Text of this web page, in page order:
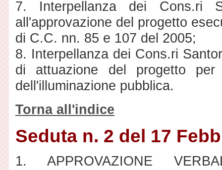
7. Interpellanza dei Cons.ri
all'approvazione del progetto
di C.C. nn. 85 e 107 del 2005;
8. Interpellanza dei Cons.ri
di attuazione del progetto
dell'illuminazione pubblica.
Torna all'indice
Seduta n. 2 del 17
1. APPROVAZIONE